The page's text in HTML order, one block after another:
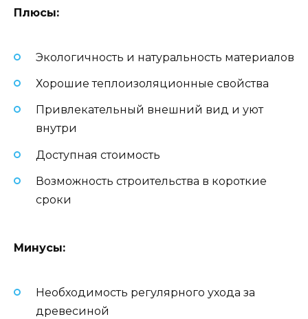
Плюсы:
Экологичность и натуральность материалов
Хорошие теплоизоляционные свойства
Привлекательный внешний вид и уют
внутри
Доступная стоимость
Возможность строительства в короткие
сроки
Минусы:
Необходимость регулярного ухода за
древесиной